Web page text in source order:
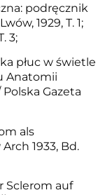
podręcznik
1929, T. 1;
3;
płuc w świetle
Anatomii
Gazeta
als
1933, Bd.
Sclerom auf